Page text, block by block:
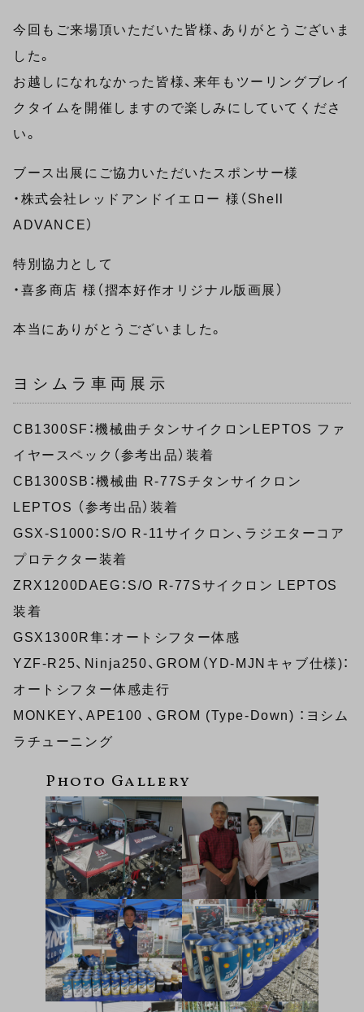
今回もご来場頂いただいた皆様、ありがとうございま
した。
お越しになれなかった皆様、来年もツーリングブレイ
クタイムを開催しますので楽しみにしていてくださ
い。
ブース出展にご協力いただいたスポンサー様
・株式会社レッドアンドイエロー 様（Shell
ADVANCE）
特別協力として
・喜多商店 様（摺本好作オリジナル版画展）
本当にありがとうございました。
ヨシムラ車両展示
CB1300SF：機械曲チタンサイクロンLEPTOS ファ
イヤースペック（参考出品）装着
CB1300SB：機械曲 R-77Sチタンサイクロン
LEPTOS （参考出品）装着
GSX-S1000：S/O R-11サイクロン、ラジエターコア
プロテクター装着
ZRX1200DAEG：S/O R-77Sサイクロン LEPTOS
装着
GSX1300R隼：オートシフター体感
YZF-R25、Ninja250、GROM（YD-MJNキャブ仕様)：
オートシフター体感走行
MONKEY、APE100 、GROM (Type-Down) ：ヨシム
ラチューニング